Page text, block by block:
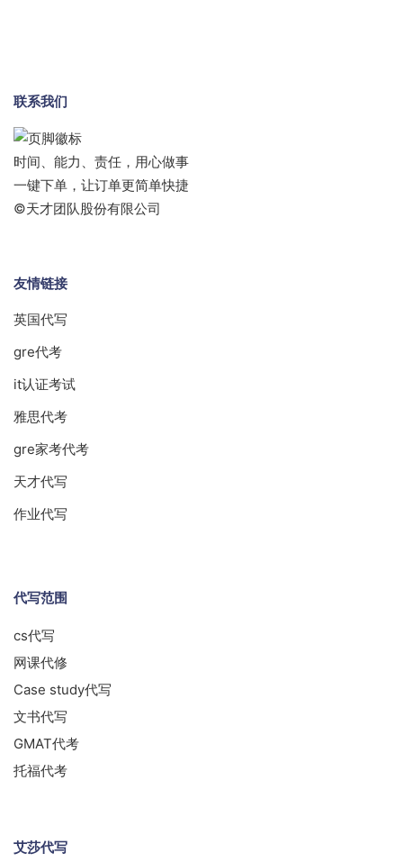
联系我们
时间、能力、责任，用心做事
一键下单，让订单更简单快捷
©天才团队股份有限公司
友情链接
英国代写
gre代考
it认证考试
雅思代考
gre家考代考
天才代写
作业代写
代写范围
cs代写
网课代修
Case study代写
文书代写
GMAT代考
托福代考
艾莎代写